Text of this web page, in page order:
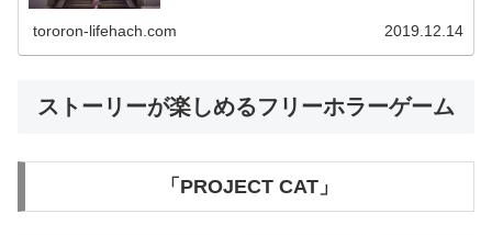
tororon-lifehach.com 2019.12.14
ストーリーが楽しめるフリーホラーゲーム
「PROJECT CAT」